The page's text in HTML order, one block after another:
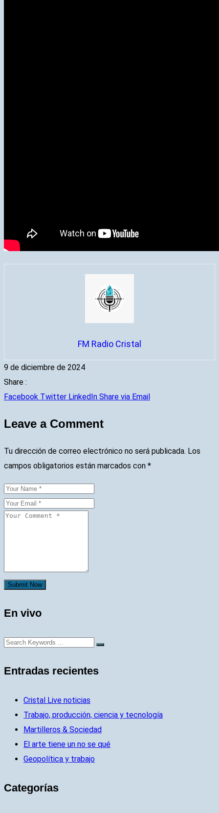
FM Radio Cristal
9 de diciembre de 2024
Share :
Facebook Twitter LinkedIn Share via Email
Leave a Comment
Tu dirección de correo electrónico no será publicada. Los
campos obligatorios están marcados con *
Submit Now
En vivo
Entradas recientes
Cristal Live noticias
Trabajo, producción, ciencia y tecnología
Martilleros & Sociedad
El arte tiene un no se qué
Geopolítica y trabajo
Categorías